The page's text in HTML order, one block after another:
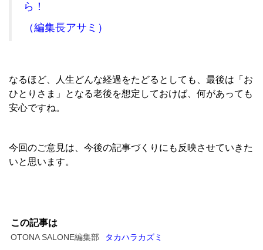
ら！
（編集長アサミ）
なるほど、人生どんな経過をたどるとしても、最後は「お
ひとりさま」となる老後を想定しておけば、何があっても
安心ですね。
今回のご意見は、今後の記事づくりにも反映させていきた
いと思います。
この記事は
OTONA SALONE編集部 タカハラカズミ